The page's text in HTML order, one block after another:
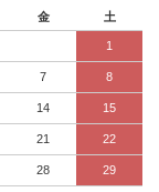
金 土
1
7 8
14 15
21 22
28 29